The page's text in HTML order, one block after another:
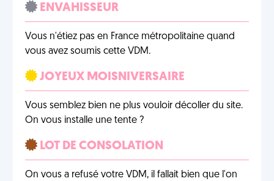
ENVAHISSEUR
Vous n'étiez pas en France métropolitaine quand
vous avez soumis cette VDM.
JOYEUX MOISNIVERSAIRE
Vous semblez bien ne plus vouloir décoller du site.
On vous installe une tente ?
LOT DE CONSOLATION
On vous a refusé votre VDM, il fallait bien que l'on